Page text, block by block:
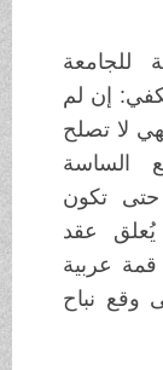
إن لم
لا تصلح
تكون
عقد
عربية
نباح